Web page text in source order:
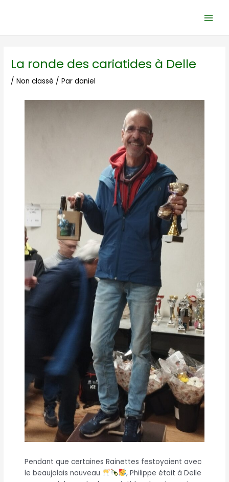
La ronde des cariatides à Delle
/Non classé / Pardaniel
Pendant que certaines Rainettes festoyaient avec
le beaujolais nouveau
, Philippe était à Delle